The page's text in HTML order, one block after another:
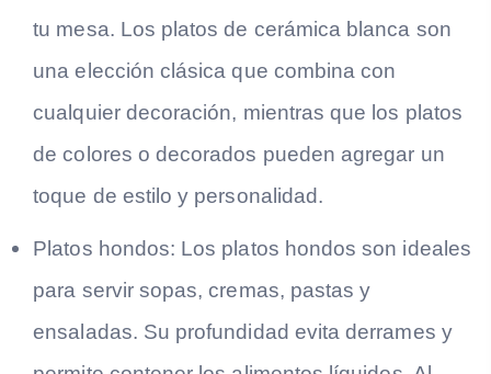
tu mesa. Los platos de cerámica blanca son
una elección clásica que combina con
cualquier decoración, mientras que los platos
de colores o decorados pueden agregar un
toque de estilo y personalidad.
Platos hondos: Los platos hondos son ideales
para servir sopas, cremas, pastas y
ensaladas. Su profundidad evita derrames y